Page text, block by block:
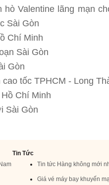
hò Valentine lãng mạn
Sài Gòn
Chí Minh
Sài Gòn
Gòn
tốc TPHCM - Long
Chí Minh
Sài Gòn
Tin Tức
Tin tức Hàng không mới
Giá vé máy bay khuyến